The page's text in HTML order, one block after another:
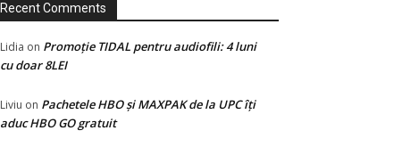
Recent Comments
Lidia on Promoție TIDAL pentru audiofili: 4 luni
cu doar 8LEI
Liviu on Pachetele HBO și MAXPAK de la UPC îți
aduc HBO GO gratuit